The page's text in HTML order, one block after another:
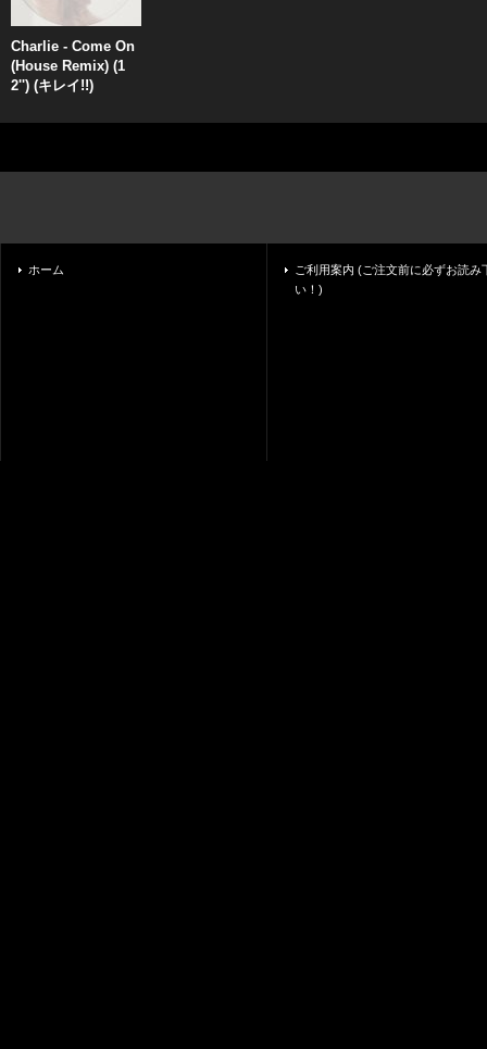
Charlie - Come On
(House Remix) (1
2'') (キレイ!!)
ホーム
ご利用案内 (ご注文前に必ずお読み
い！)